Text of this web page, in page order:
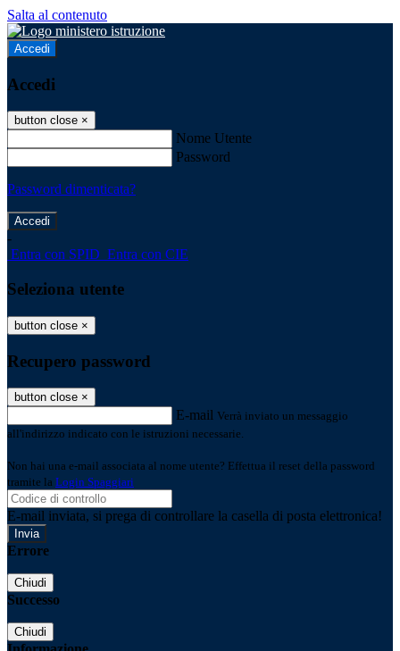
Salta al contenuto
Accedi
Accedi
button close ×
Nome Utente
Password
Password dimenticata?
-
Entra con SPID Entra con CIE
Seleziona utente
button close ×
Recupero password
button close ×
E-mail Verrà inviato un messaggio
all'indirizzo indicato con le istruzioni necessarie.
Non hai una e-mail associata al nome utente? Effettua il reset della password
tramite la Login Spaggiari
E-mail inviata, si prega di controllare la casella di posta elettronica!
Errore
Chiudi
Successo
Chiudi